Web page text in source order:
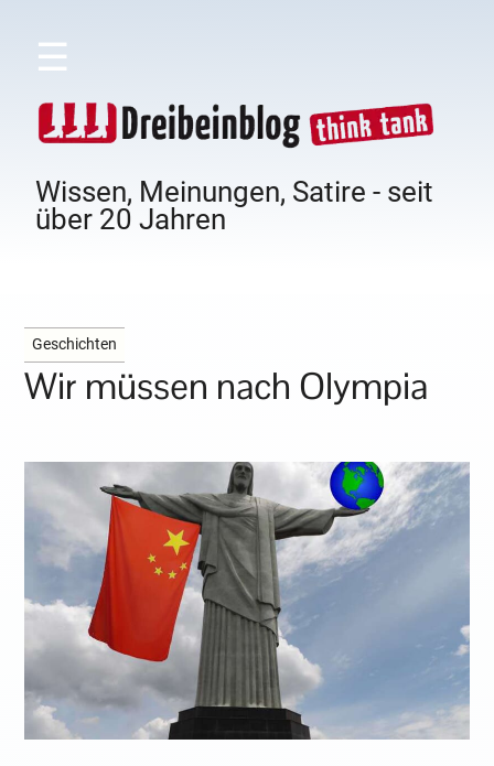
☰
Wissen, Meinungen, Satire - seit
über 20 Jahren
Geschichten
Wir müssen nach Olympia